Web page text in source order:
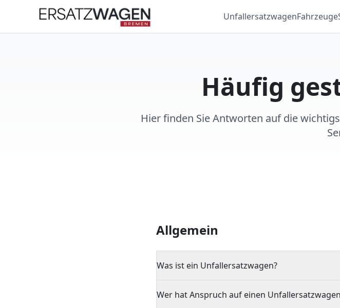
UnfallersatzwagenFahrzeuge
Häufig
Hier finden Sie Antworten auf die
Allgemein
Was ist ein Unfallersatzwagen?
Wer hat Anspruch auf einen